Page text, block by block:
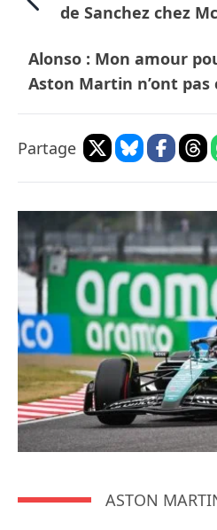
de Sanchez chez
Alonso : Mon amour
Aston Martin n’ont pas
Partage
ASTON